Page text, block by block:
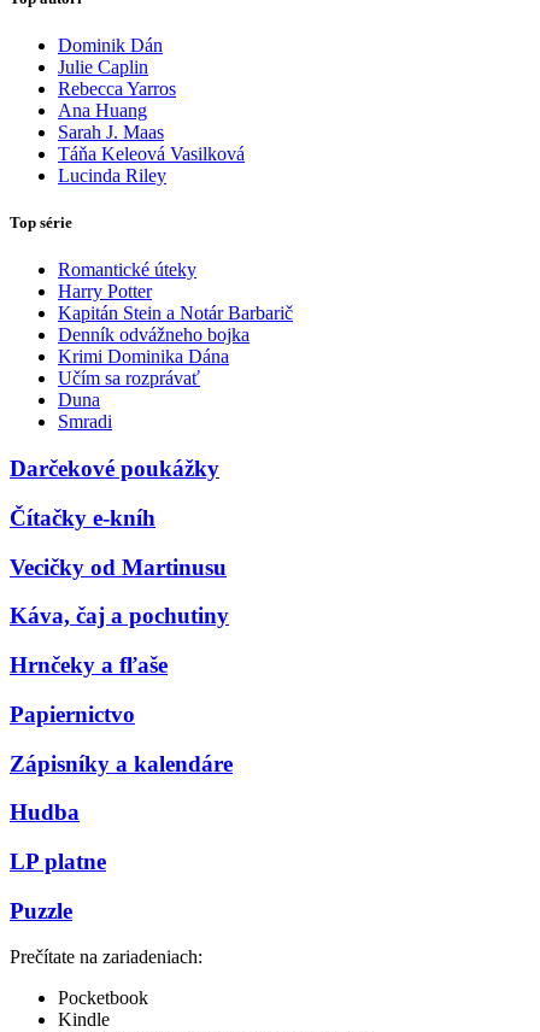
Dominik Dán
Julie Caplin
Rebecca Yarros
Ana Huang
Sarah J. Maas
Táňa Keleová Vasilková
Lucinda Riley
Top série
Romantické úteky
Harry Potter
Kapitán Stein a Notár Barbarič
Denník odvážneho bojka
Krimi Dominika Dána
Učím sa rozprávať
Duna
Smradi
Darčekové poukážky
Čítačky e-kníh
Vecičky od Martinusu
Káva, čaj a pochutiny
Hrnčeky a fľaše
Papiernictvo
Zápisníky a kalendáre
Hudba
LP platne
Puzzle
Prečítate na zariadeniach:
Pocketbook
Kindle